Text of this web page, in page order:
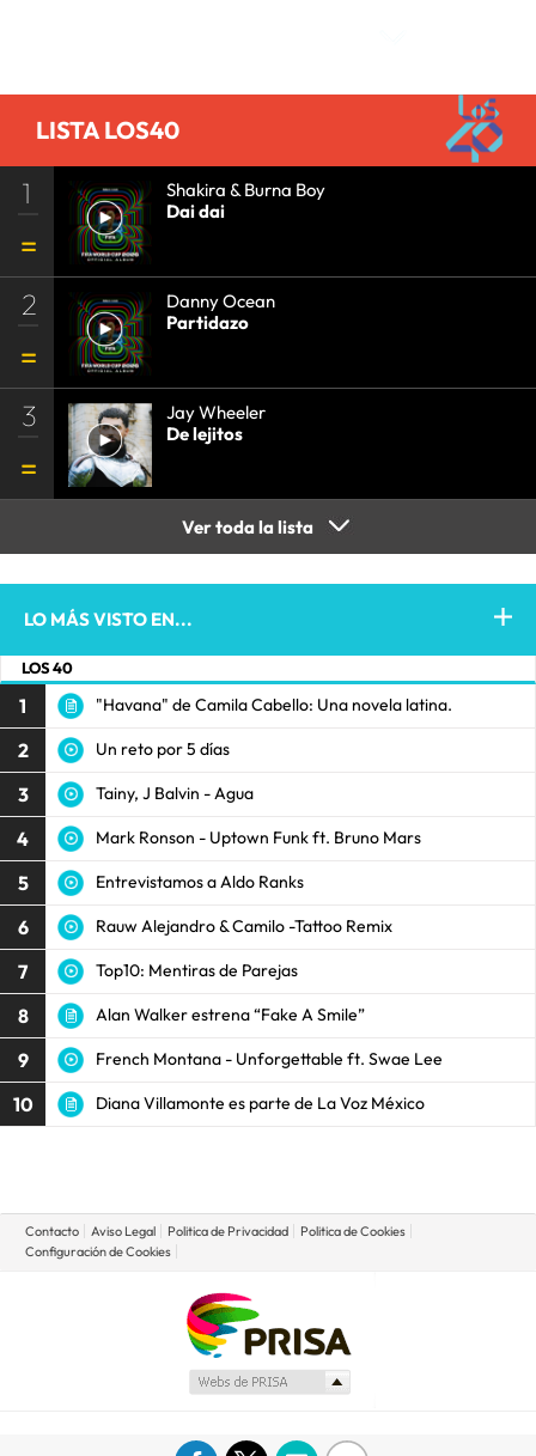
LISTA LOS40
1
Shakira & Burna Boy
Dai dai
2
Danny Ocean
Partidazo
3
Jay Wheeler
De lejitos
Ver toda la lista
LO MÁS VISTO EN...
LOS 40
1 "Havana" de Camila Cabello: Una novela latina.
2 Un reto por 5 días
3 Tainy, J Balvin - Agua
4 Mark Ronson - Uptown Funk ft. Bruno Mars
5 Entrevistamos a Aldo Ranks
6 Rauw Alejandro & Camilo -Tattoo Remix
7 Top10: Mentiras de Parejas
8 Alan Walker estrena “Fake A Smile”
9 French Montana - Unforgettable ft. Swae Lee
10 Diana Villamonte es parte de La Voz México
Contacto Aviso Legal Politica de Privacidad
Politica de Cookies
Configuración de Cookies